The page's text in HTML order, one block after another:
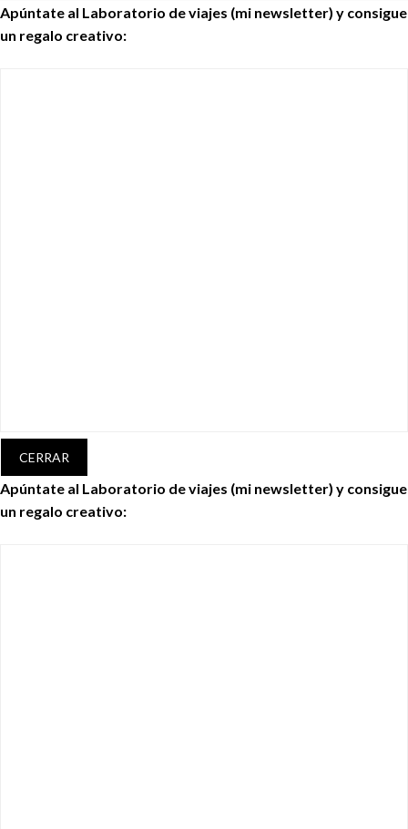
Apúntate al Laboratorio de viajes (mi newsletter) y consigue
un regalo creativo:
CERRAR
Apúntate al Laboratorio de viajes (mi newsletter) y consigue
un regalo creativo: